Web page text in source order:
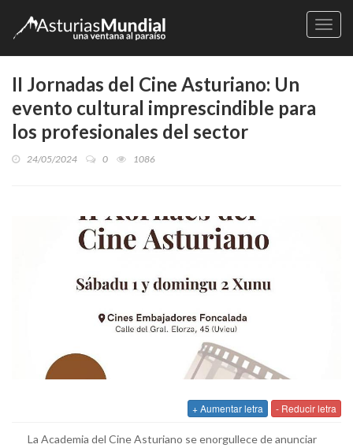
II Jornadas del Cine Asturiano: Un
evento cultural imprescindible para
los profesionales del sector
24/05/2024 0 1086
+ Aumentar letra - Reducir letra
La Academia del Cine Asturiano se enorgullece de anunciar